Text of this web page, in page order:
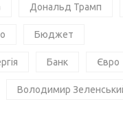
Дональд Трамп
Бюджет
Банк Євро
Володимир